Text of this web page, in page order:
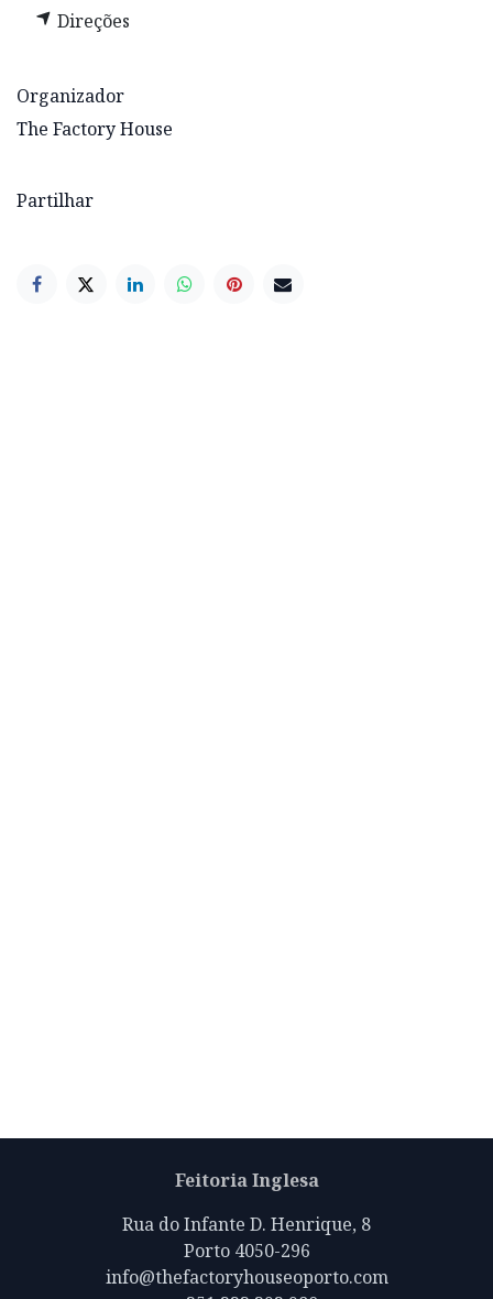
Direções
Organizador
The Factory House
Partilhar
Feitoria Inglesa
Rua do Infante D. Henrique, 8
Porto 4050-296
info@thefactoryhouseoporto.com